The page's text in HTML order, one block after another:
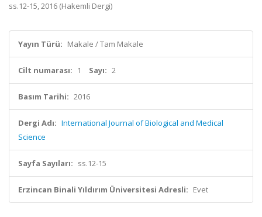
ss.12-15, 2016 (Hakemli Dergi)
Yayın Türü: Makale / Tam Makale
Cilt numarası: 1 Sayı: 2
Basım Tarihi: 2016
Dergi Adı: International Journal of Biological and Medical
Science
Sayfa Sayıları: ss.12-15
Erzincan Binali Yıldırım Üniversitesi Adresli: Evet